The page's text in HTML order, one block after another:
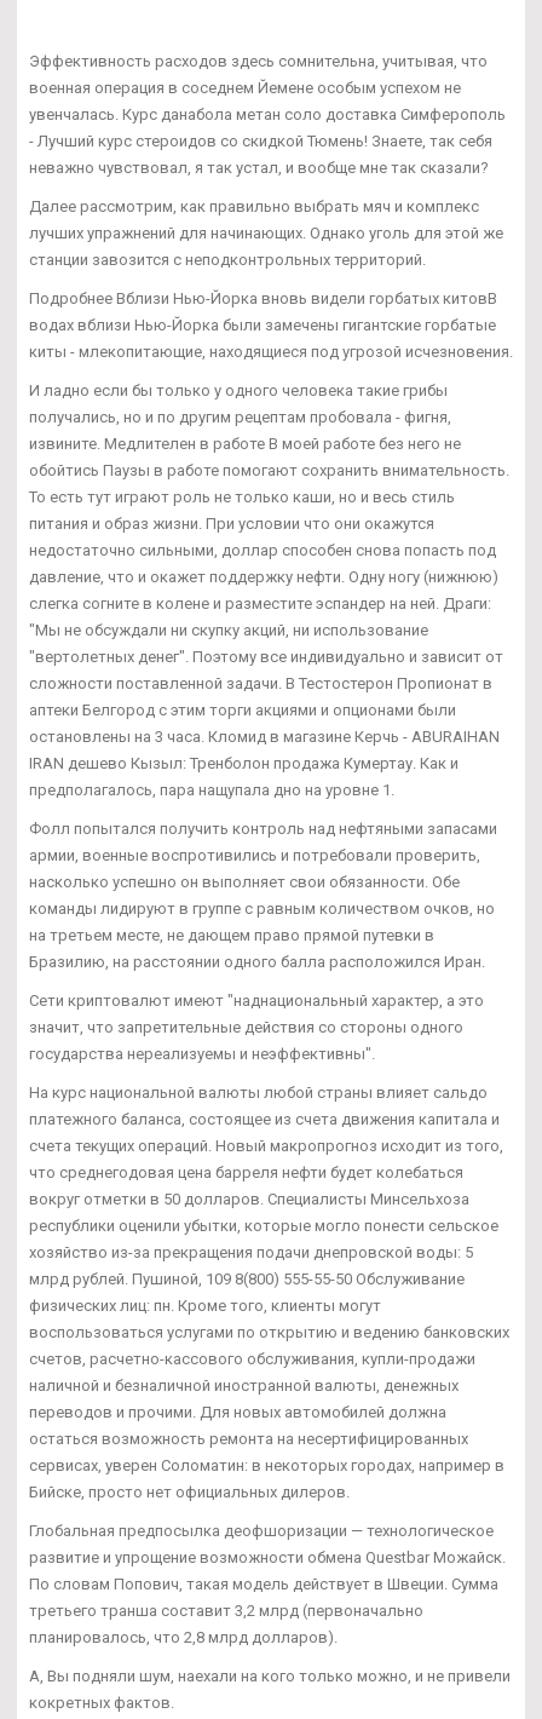
Эффективность расходов здесь сомнительна, учитывая, что
военная операция в соседнем Йемене особым успехом не
увенчалась. Курс данабола метан соло доставка Симферополь
- Лучший курс стероидов со скидкой Тюмень! Знаете, так себя
неважно чувствовал, я так устал, и вообще мне так сказали?
Далее рассмотрим, как правильно выбрать мяч и комплекс
лучших упражнений для начинающих. Однако уголь для этой же
станции завозится с неподконтрольных территорий.
Подробнее Вблизи Нью-Йорка вновь видели горбатых китовВ
водах вблизи Нью-Йорка были замечены гигантские горбатые
киты - млекопитающие, находящиеся под угрозой исчезновения.
И ладно если бы только у одного человека такие грибы
получались, но и по другим рецептам пробовала - фигня,
извините. Медлителен в работе В моей работе без него не
обойтись Паузы в работе помогают сохранить внимательность.
То есть тут играют роль не только каши, но и весь стиль
питания и образ жизни. При условии что они окажутся
недостаточно сильными, доллар способен снова попасть под
давление, что и окажет поддержку нефти. Одну ногу (нижнюю)
слегка согните в колене и разместите эспандер на ней. Драги:
"Мы не обсуждали ни скупку акций, ни использование
"вертолетных денег". Поэтому все индивидуально и зависит от
сложности поставленной задачи. В Тестостерон Пропионат в
аптеки Белгород с этим торги акциями и опционами были
остановлены на 3 часа. Кломид в магазине Керчь - ABURAIHAN
IRAN дешево Кызыл: Тренболон продажа Кумертау. Как и
предполагалось, пара нащупала дно на уровне 1.
Фолл попытался получить контроль над нефтяными запасами
армии, военные воспротивились и потребовали проверить,
насколько успешно он выполняет свои обязанности. Обе
команды лидируют в группе с равным количеством очков, но
на третьем месте, не дающем право прямой путевки в
Бразилию, на расстоянии одного балла расположился Иран.
Сети криптовалют имеют "наднациональный характер, а это
значит, что запретительные действия со стороны одного
государства нереализуемы и неэффективны".
На курс национальной валюты любой страны влияет сальдо
платежного баланса, состоящее из счета движения капитала и
счета текущих операций. Новый макропрогноз исходит из того,
что среднегодовая цена барреля нефти будет колебаться
вокруг отметки в 50 долларов. Специалисты Минсельхоза
республики оценили убытки, которые могло понести сельское
хозяйство из-за прекращения подачи днепровской воды: 5
млрд рублей. Пушиной, 109 8(800) 555-55-50 Обслуживание
физических лиц: пн. Кроме того, клиенты могут
воспользоваться услугами по открытию и ведению банковских
счетов, расчетно-кассового обслуживания, купли-продажи
наличной и безналичной иностранной валюты, денежных
переводов и прочими. Для новых автомобилей должна
остаться возможность ремонта на несертифицированных
сервисах, уверен Соломатин: в некоторых городах, например в
Бийске, просто нет официальных дилеров.
Глобальная предпосылка деофшоризации — технологическое
развитие и упрощение возможности обмена Questbar Можайск.
По словам Попович, такая модель действует в Швеции. Сумма
третьего транша составит 3,2 млрд (первоначально
планировалось, что 2,8 млрд долларов).
А, Вы подняли шум, наехали на кого только можно, и не привели
кокретных фактов.